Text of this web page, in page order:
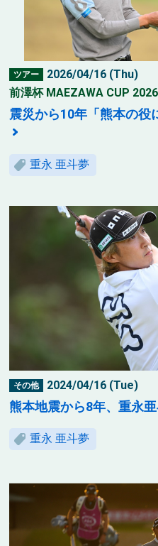
ツアー
2026/04/16 (Thu)
前澤杯 MAEZAWA CUP 2026
震災から10年「熊本の役
重永 亜斗夢
その他 2024/04/16 (Tue)
熊本地震から8年、重永
重永 亜斗夢